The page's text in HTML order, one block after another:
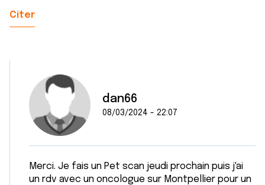
Citer
dan66
08/03/2024 - 22:07
Merci. Je fais un Pet scan jeudi prochain puis j'ai
un rdv avec un oncologue sur Montpellier pour un